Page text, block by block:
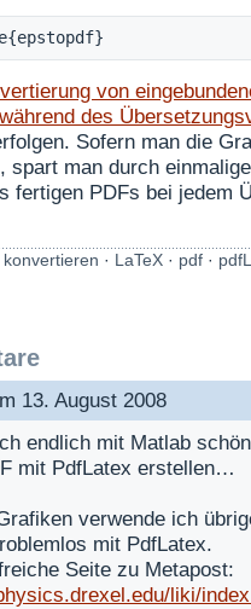
von
des
Sofern man die
spart man durch
fertigen PDFs bei jedem
konvertieren · LaTeX · pdf ·
13. August 2008
endlich mit Matlab
mit PdfLatex erstellen…
verwende ich
mit PdfLatex.
Seite zu Metapost:
liki/